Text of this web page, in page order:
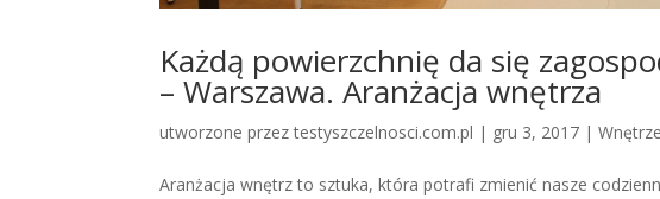
Każdą powierzchnię da się
– Warszawa. Aranżacja wnętrza
utworzone przeztestyszczelnosci.com.pl | gru 3, 2017 |Wnętrze
Aranżacja wnętrz to sztuka, która potrafi zmienić nasze